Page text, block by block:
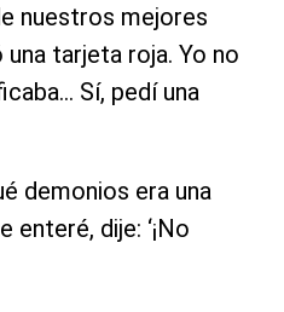
nuestros mejores
tarjeta roja. Yo no
Sí, pedí una
demonios era una
enteré, dije: ‘¡No